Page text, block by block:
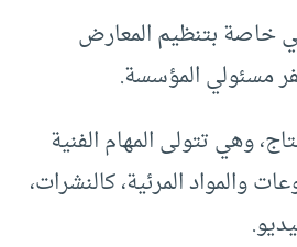
خاصة بتنظيم المعارض
مسئولي المؤسسة.
وهي تتولى المهام الفنية
والمواد المرئية، كالنشرات،